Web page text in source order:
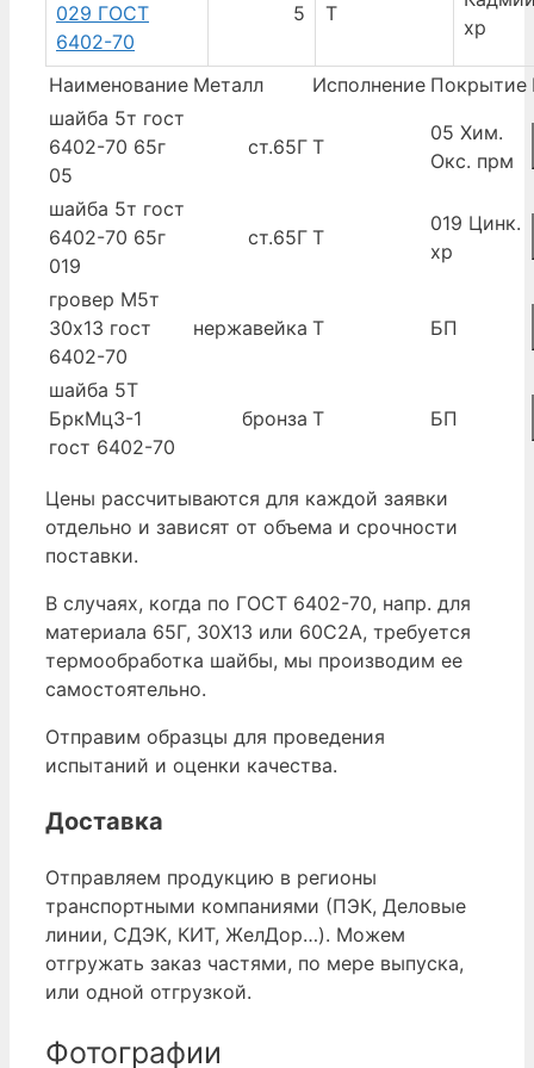
029 ГОСТ
6402-70
5 Т
хр
Наименование Металл Исполнение Покрытие
шайба 5т гост
6402-70 65г
05
ст.65Г Т
05 Хим.
Окс. прм
шайба 5т гост
6402-70 65г
019
ст.65Г Т
019 Цинк.
хр
гровер М5т
30х13 гост
6402-70
нержавейка Т БП
шайба 5Т
БркМц3-1
гост 6402-70
бронза Т БП
Цены рассчитываются для каждой заявки
отдельно и зависят от объема и срочности
поставки.
В случаях, когда по ГОСТ 6402-70, напр. для
материала 65Г, 30Х13 или 60С2А, требуется
термообработка шайбы, мы производим ее
самостоятельно.
Отправим образцы для проведения
испытаний и оценки качества.
Доставка
Отправляем продукцию в регионы
транспортными компаниями (ПЭК, Деловые
линии, СДЭК, КИТ, ЖелДор…). Можем
отгружать заказ частями, по мере выпуска,
или одной отгрузкой.
Фотографии